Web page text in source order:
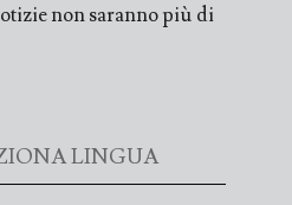
non saranno più di